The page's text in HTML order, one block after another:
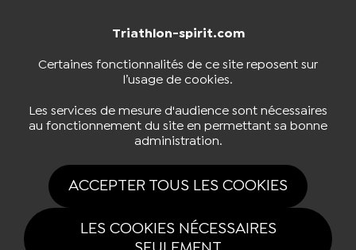
Triathlon-spirit.com
Certaines fonctionnalités de ce site reposent sur
l’usage de cookies.
Les services de mesure d'audience sont nécessaires
au fonctionnement du site en permettant sa bonne
administration.
ACCEPTER TOUS LES COOKIES
LES COOKIES NÉCESSAIRES
NOUS CONTACTER BOUTIQUE
NOUS SUIVRE